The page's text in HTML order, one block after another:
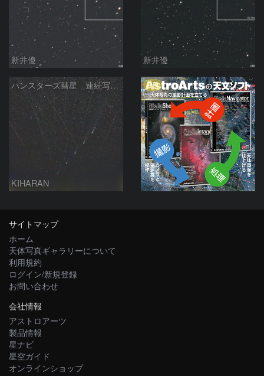
新井優 新井優
パンスターズ彗星 連続写真 再処理
KIHARAN
PR
サイトマップ
ホーム
天体写真ギャラリーについて
利用規約
ログイン/新規登録
お問い合わせ
会社情報
アストロアーツ
製品情報
星ナビ
星空ガイド
オンラインショップ